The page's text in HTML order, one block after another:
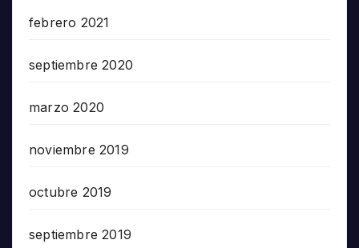
febrero 2021
septiembre 2020
marzo 2020
noviembre 2019
octubre 2019
septiembre 2019